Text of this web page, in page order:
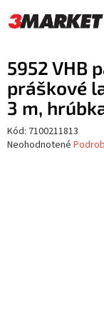
na
obsah
5952 VHB
práškové
3 m,
Kód: 7100211813
Priemerné
Neohodnotené